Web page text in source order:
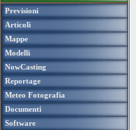
Previsioni
Articoli
Mappe
Modelli
NowCasting
Reportage
Meteo Fotografia
Documenti
Software